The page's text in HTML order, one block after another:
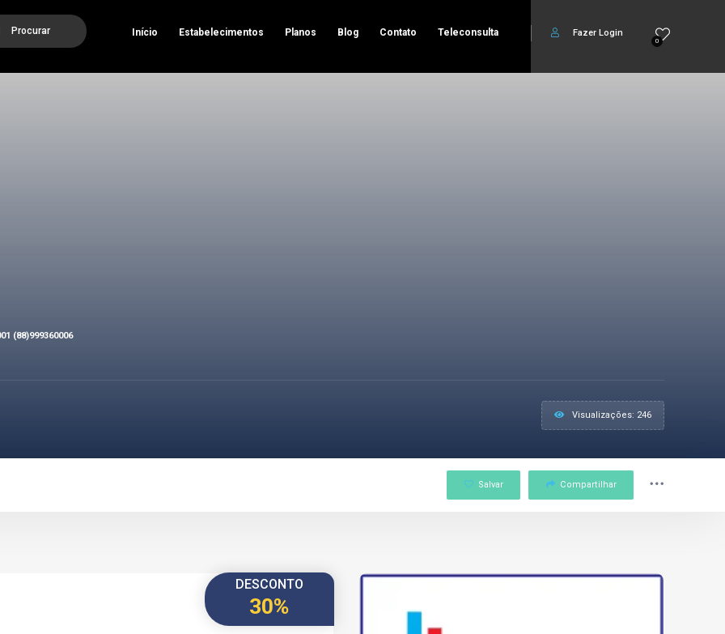
Procurar
0
Fazer Login
Início Estabelecimentos Planos Blog Contato Teleconsulta
(88)999360006
Visualizações: 246
Salvar Compartilhar
DESCONTO
30%